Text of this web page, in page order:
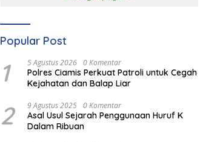
Popular Post
1 5 Agustus 2026 0 Komentar
Polres Ciamis Perkuat Patroli untuk Cegah
Kejahatan dan Balap Liar
2 9 Agustus 2025 0 Komentar
Asal Usul Sejarah Penggunaan Huruf K
Dalam Ribuan